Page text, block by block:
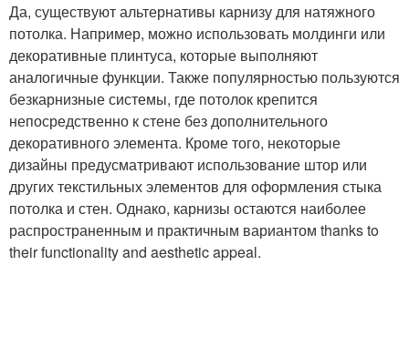
Да, существуют альтернативы карнизу для натяжного
потолка. Например, можно использовать молдинги или
декоративные плинтуса, которые выполняют
аналогичные функции. Также популярностью пользуются
безкарнизные системы, где потолок крепится
непосредственно к стене без дополнительного
декоративного элемента. Кроме того, некоторые
дизайны предусматривают использование штор или
других текстильных элементов для оформления стыка
потолка и стен. Однако, карнизы остаются наиболее
распространенным и практичным вариантом thanks to
their functionality and aesthetic appeal.